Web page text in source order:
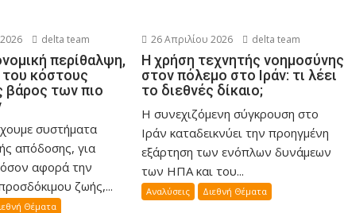
delta team
περίθαλψη,
κόστους
βάρος των πιο
συστήματα
απόδοσης, για
αφορά την
ζωής,...
Θέματα
26 Απριλίου 2026 delta team
Η χρήση τεχνητής νοημοσύνης
στον πόλεμο στο Ιράν: τι λέει
το διεθνές δίκαιο;
Η συνεχιζόμενη σύγκρουση στο
Ιράν καταδεικνύει την προηγμένη
εξάρτηση των ενόπλων δυνάμεων
των ΗΠΑ και του...
Αναλύσεις Διεθνή Θέματα